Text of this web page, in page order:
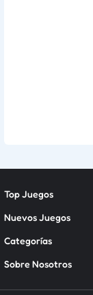
Top Juegos
Nuevos Juegos
Categorías
Sobre Nosotros